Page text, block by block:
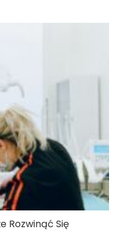
Rozwinąć Się